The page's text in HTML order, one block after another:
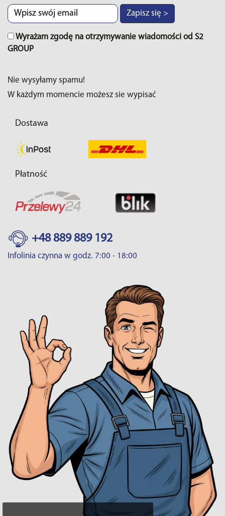
Zapisz się >
Wyrażam zgodę na otrzymywanie wiadomości od S2
GROUP
Nie wysyłamy spamu!
W każdym momencie możesz sie wypisać
Dostawa
Płatność
+48 889 889 192
Infolinia czynna w godz. 7:00 - 18:00